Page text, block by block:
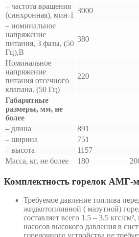
– частота вращения
(синхронная), мин-1
3000
– номинальное
напряжение
питания, 3 фазы, (50
Гц),В
380
Номинальное
напряжение
питания отсечного
клапана. (50 Гц)
220
Габаритные
размеры, мм, не
более
– длина
891
– ширина
751
– высота
1157
Масса, кг, не более
180
Комплектность горелок АМГ-м
Требуемое давление топлива
жидкотопливной ( мазутной)
составляет всего 1.5 – 3.5 кгс/
насосов высокого давления в